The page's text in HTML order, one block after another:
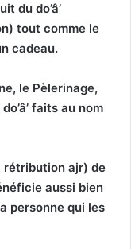
du do’â’
tout comme le
cadeau.
le Pèlerinage,
faits au nom
rétribution ajr) de
aussi bien
personne qui les